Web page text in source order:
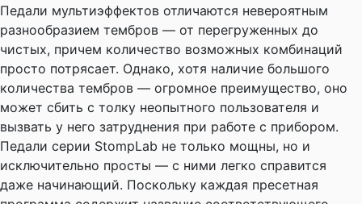
Педали мультиэффектов отличаются невероятным
разнообразием тембров — от перегруженных до
чистых, причем количество возможных комбинаций
просто потрясает. Однако, хотя наличие большого
количества тембров — огромное преимущество, оно
может сбить с толку неопытного пользователя и
вызвать у него затруднения при работе с прибором.
Педали серии StompLab не только мощны, но и
исключительно просты — с ними легко справится
даже начинающий. Поскольку каждая пресетная